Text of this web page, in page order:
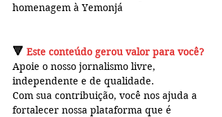
homenagem à Yemonjá
🔻 Este conteúdo gerou valor para você?
Apoie o nosso jornalismo livre,
independente e de qualidade.
Com sua contribuição, você nos ajuda a
fortalecer nossa plataforma que é